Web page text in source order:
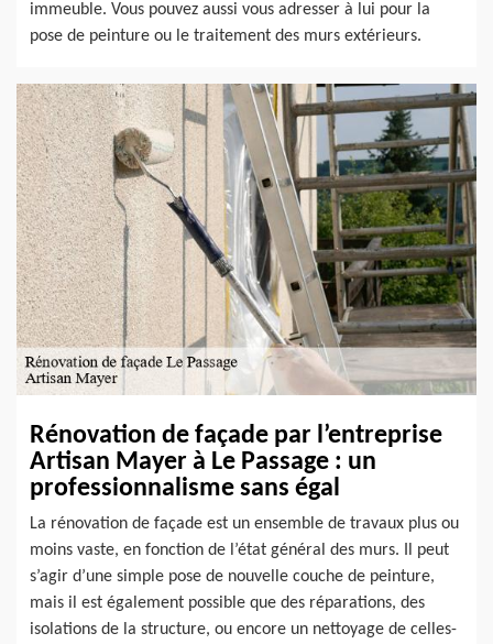
immeuble. Vous pouvez aussi vous adresser à lui pour la
pose de peinture ou le traitement des murs extérieurs.
Rénovation de façade par l’entreprise
Artisan Mayer à Le Passage : un
professionnalisme sans égal
La rénovation de façade est un ensemble de travaux plus ou
moins vaste, en fonction de l’état général des murs. Il peut
s’agir d’une simple pose de nouvelle couche de peinture,
mais il est également possible que des réparations, des
isolations de la structure, ou encore un nettoyage de celles-